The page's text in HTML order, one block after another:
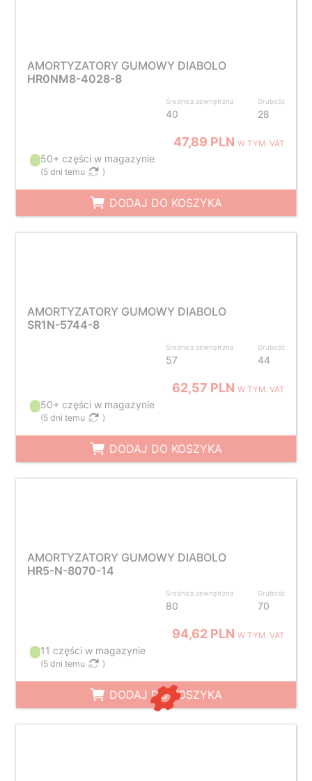
AMORTYZATORY GUMOWY DIABOLO
HR0NM8-4028-8
Średnica zewnętrzna
40
Grubość
28
47,89 PLNW TYM. VAT
50+ części w magazynie
(5 dni temu )
DODAJ DO KOSZYKA
AMORTYZATORY GUMOWY DIABOLO
SR1N-5744-8
Średnica zewnętrzna
57
Grubość
44
62,57 PLNW TYM. VAT
50+ części w magazynie
(5 dni temu )
DODAJ DO KOSZYKA
AMORTYZATORY GUMOWY DIABOLO
HR5-N-8070-14
Średnica zewnętrzna
80
Grubość
70
94,62 PLNW TYM. VAT
11 części w magazynie
(5 dni temu )
DODAJ DO KOSZYKA